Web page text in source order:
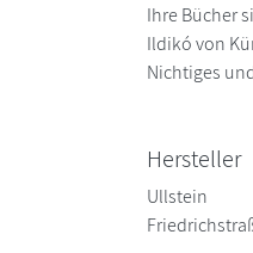
Ihre Bücher
Ildikó von
Nichtiges
Hersteller
Ullstein